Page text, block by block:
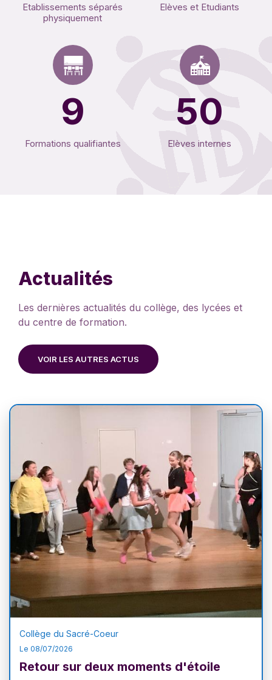
Etablissements séparés
physiquement
Elèves et Etudiants
9
Formations qualifiantes
50
Elèves internes
Actualités
Les dernières actualités du collège, des lycées et
du centre de formation.
VOIR LES AUTRES ACTUS
Collège du Sacré-Coeur
Le 08/07/2026
Retour sur deux moments d'étoile